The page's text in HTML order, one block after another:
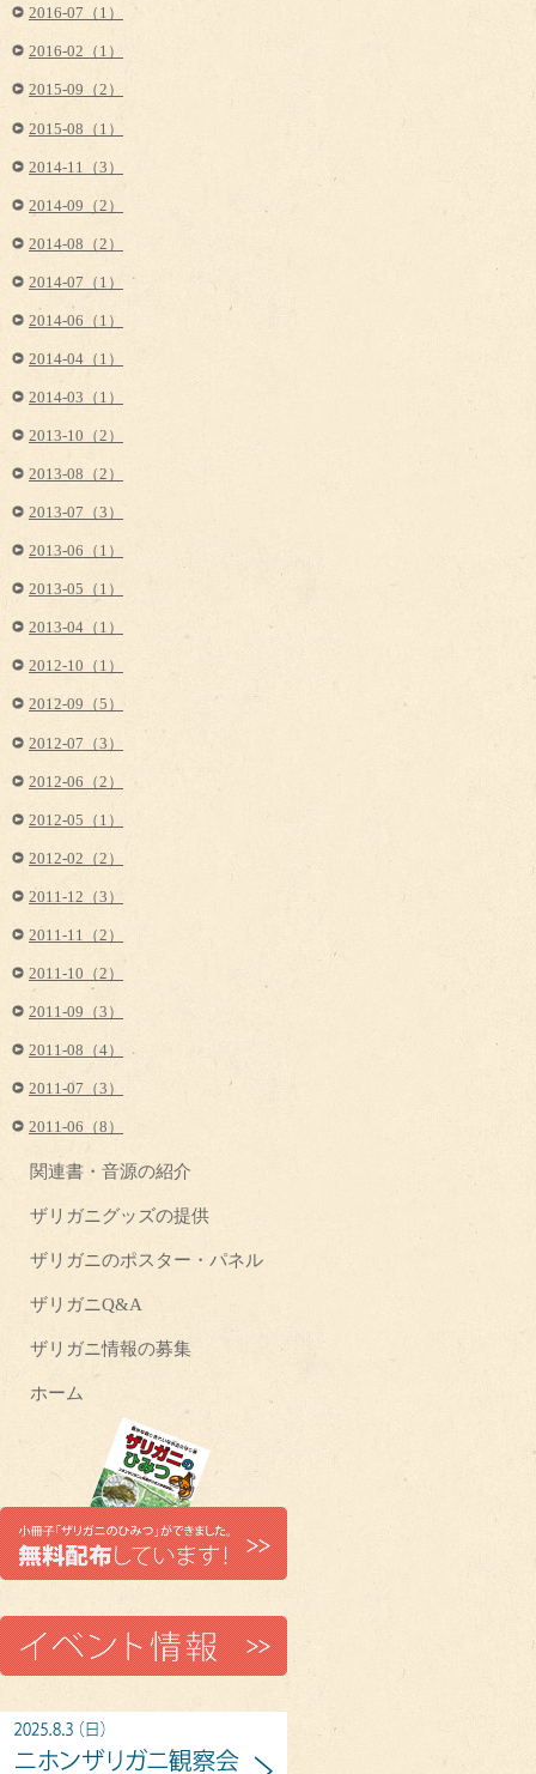
2016-07（1）
2016-02（1）
2015-09（2）
2015-08（1）
2014-11（3）
2014-09（2）
2014-08（2）
2014-07（1）
2014-06（1）
2014-04（1）
2014-03（1）
2013-10（2）
2013-08（2）
2013-07（3）
2013-06（1）
2013-05（1）
2013-04（1）
2012-10（1）
2012-09（5）
2012-07（3）
2012-06（2）
2012-05（1）
2012-02（2）
2011-12（3）
2011-11（2）
2011-10（2）
2011-09（3）
2011-08（4）
2011-07（3）
2011-06（8）
関連書・音源の紹介
ザリガニグッズの提供
ザリガニのポスター・パネル
ザリガニQ&A
ザリガニ情報の募集
ホーム